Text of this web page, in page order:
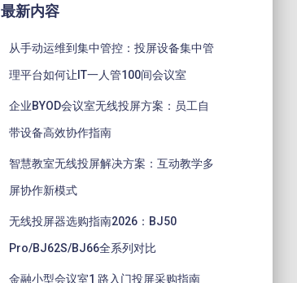
最新内容
从手动运维到集中管控：投屏设备集中管
理平台如何让IT一人管100间会议室
企业BYOD会议室无线投屏方案：员工自
带设备高效协作指南
智慧教室无线投屏解决方案：互动教学多
屏协作新模式
无线投屏器选购指南2026：BJ50
Pro/BJ62S/BJ66全系列对比
金融小型会议室1 路入门投屏采购指南